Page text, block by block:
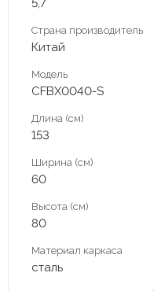
Страна производитель
Китай
Модель
CFBX0040-S
Длина (см)
153
Ширина (см)
60
Высота (см)
80
Материал каркаса
сталь